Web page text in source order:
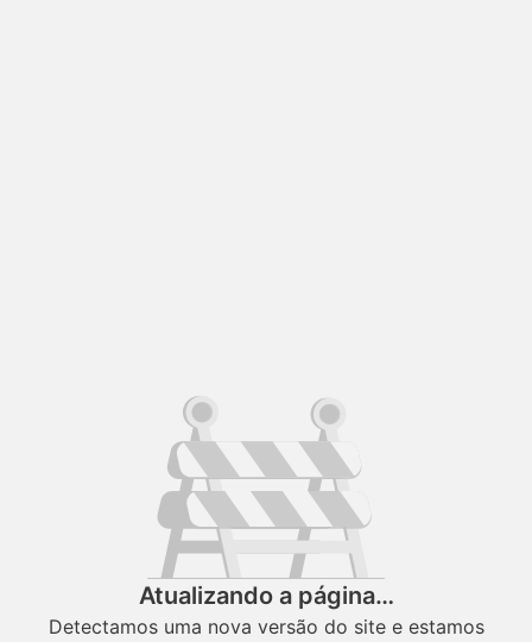
Atualizando a página…
Detectamos uma nova versão do site e estamos